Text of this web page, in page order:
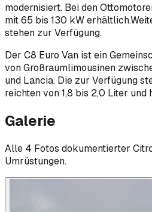
modernisiert. Bei den
mit 65 bis 130 kW
stehen zur Verfügung.
Der C8 Euro Van ist ein
von Großraumlimousinen
und Lancia. Die zur Verfügung
reichten von 1,8 bis 2,0 Liter und
Galerie
Alle 4 Fotos dokumentierter
Umrüstungen.